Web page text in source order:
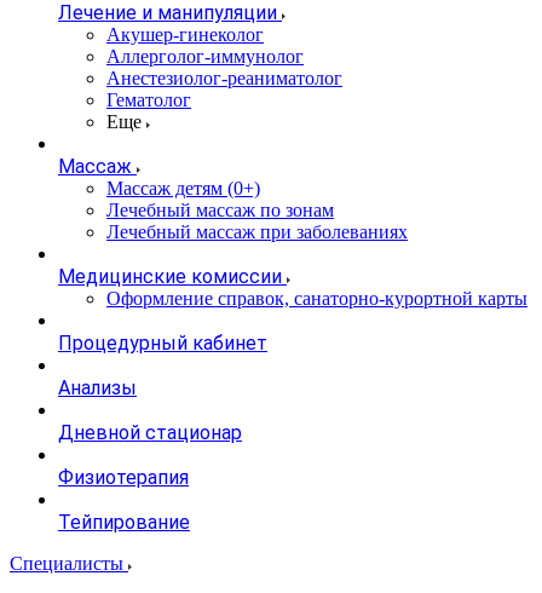
Лечение и манипуляции
Акушер-гинеколог
Аллерголог-иммунолог
Анестезиолог-реаниматолог
Гематолог
Еще
Массаж
Массаж детям (0+)
Лечебный массаж по зонам
Лечебный массаж при заболеваниях
Медицинские комиссии
Оформление справок, санаторно-курортной карты
Процедурный кабинет
Анализы
Дневной стационар
Физиотерапия
Тейпирование
Специалисты